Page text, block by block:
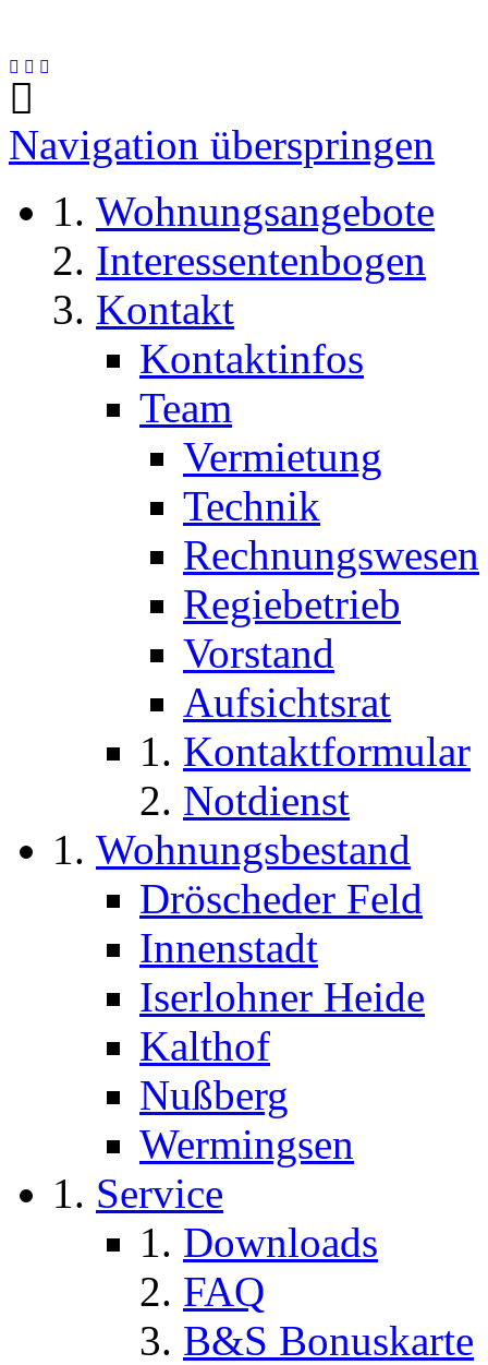
Navigation überspringen
Wohnungsangebote
Interessentenbogen
Kontakt
Kontaktinfos
Team
Vermietung
Technik
Rechnungswesen
Regiebetrieb
Vorstand
Aufsichtsrat
Kontaktformular
Notdienst
Wohnungsbestand
Dröscheder Feld
Innenstadt
Iserlohner Heide
Kalthof
Nußberg
Wermingsen
Service
Downloads
FAQ
B&S Bonuskarte